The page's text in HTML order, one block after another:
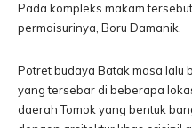
Pada kompleks makam
permaisurinya, Boru Damanik.
Potret budaya Batak masa lalu
yang tersebar di beberapa
daerah Tomok yang bentuk